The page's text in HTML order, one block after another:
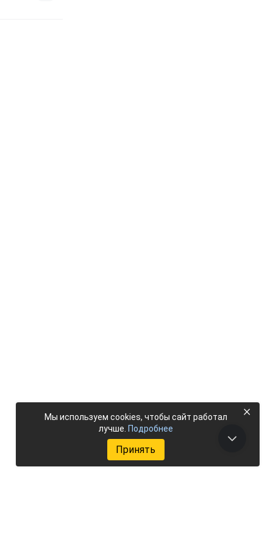
Мы используем cookies, чтобы сайт работал
лучше. Подробнее
×
Принять